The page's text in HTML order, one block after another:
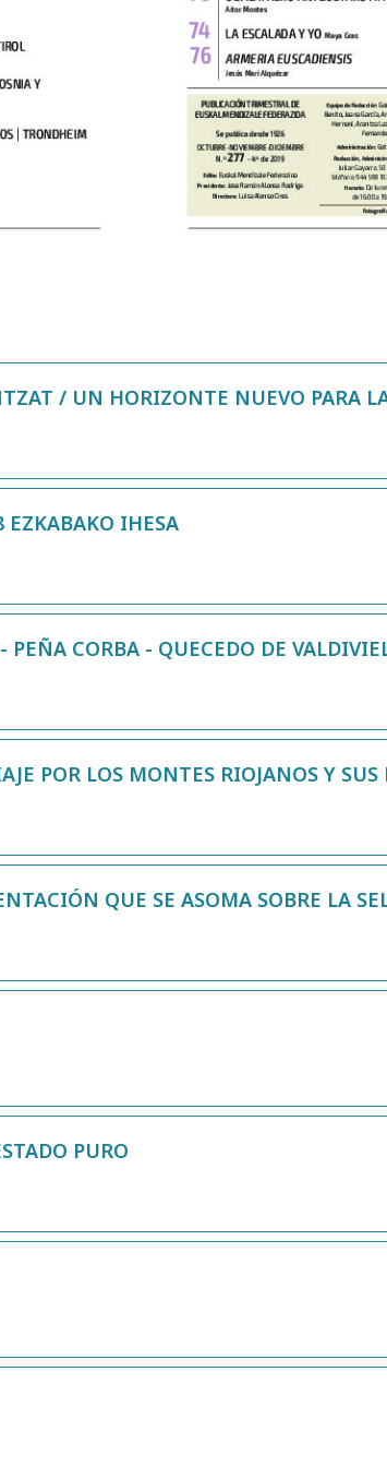
/ UN HORIZONTE NUEVO PARA
EZKABAKO IHESA
PEÑA CORBA - QUECEDO DE
POR LOS MONTES RIOJANOS Y SUS
QUE SE ASOMA SOBRE LA
PURO